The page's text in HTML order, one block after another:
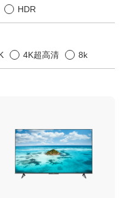
HDR
4K超高清 8k